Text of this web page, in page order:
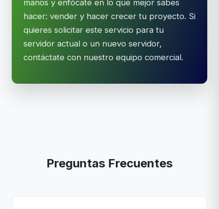
manos y enfócate en lo que mejor sabes
hacer: vender y hacer crecer tu proyecto. Si
quieres solicitar este servicio para tu
servidor actual o un nuevo servidor,
contáctate con nuestro equipo comercial.
Preguntas Frecuentes